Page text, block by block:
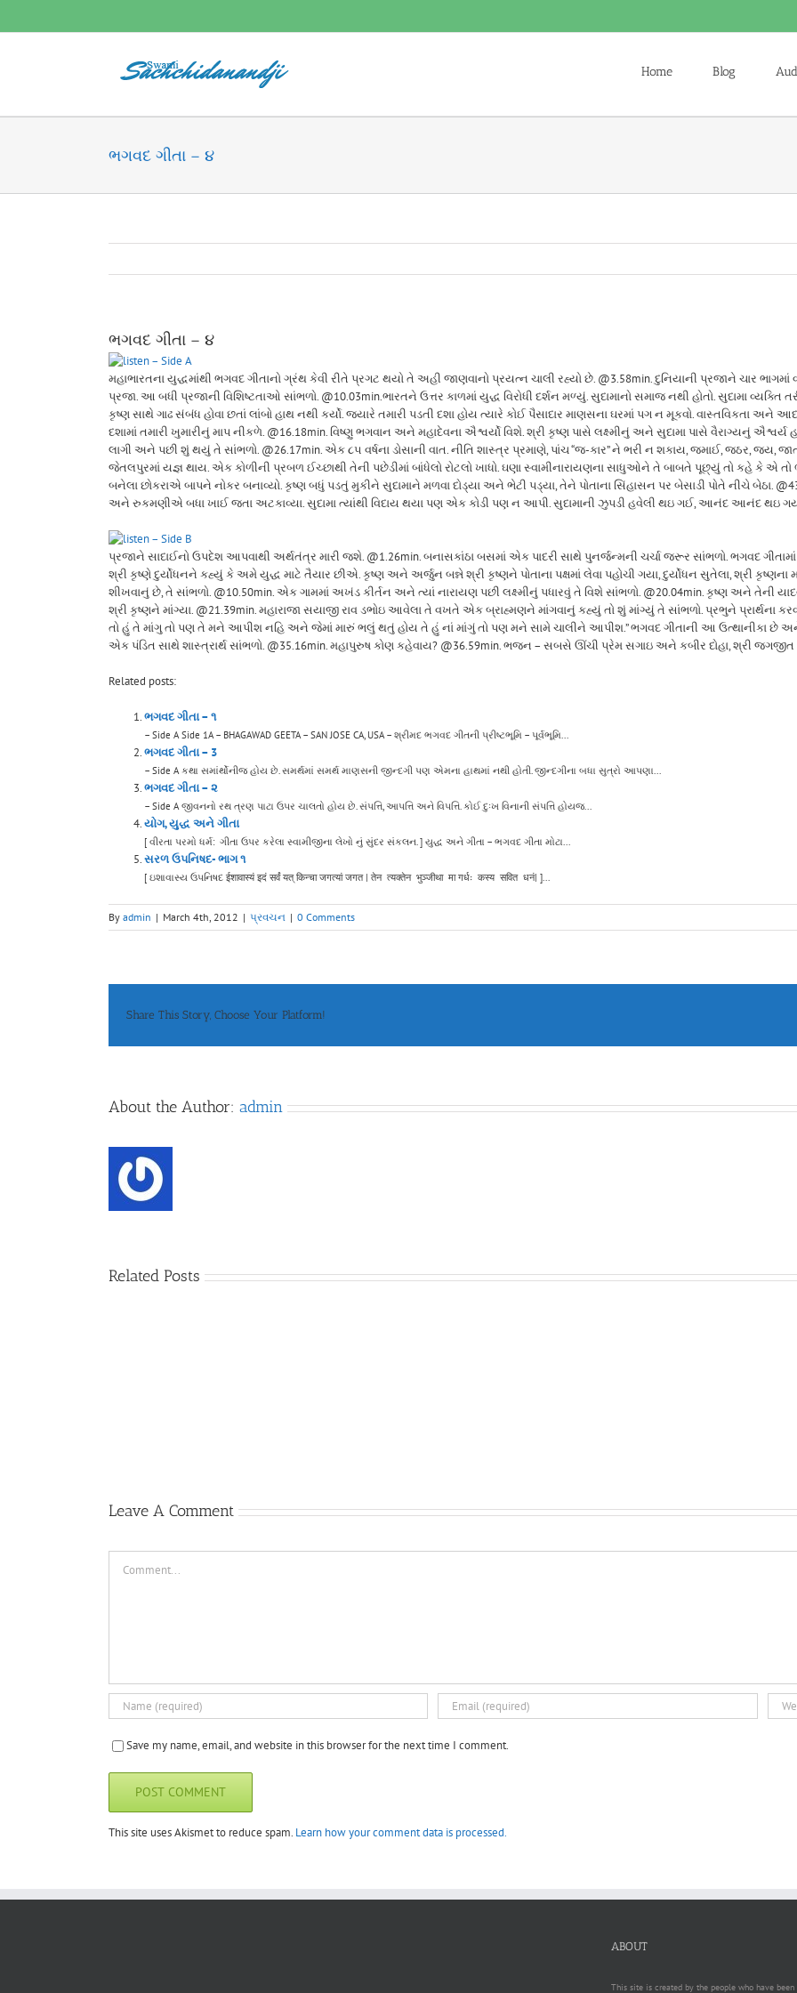
Home Blog
ભગવદ ગીતા – ૪
ભગવદ ગીતા – ૪
– Side A
મહાભારતના યુદ્ધમાંથી ભગવદ ગીતાનો ગ્રંથ કેવી રીતે પ્રગટ થયો તે અહી જાણવાનો પ્રયત્ન ચાલી રહ્યો છે. @3.58min. દુનિયાની પ્રજાને ચાર
પ્રજા. આ બધી પ્રજાની વિશિષ્ટતાઓ સાંભળો. @10.03min.ભારતને ઉત્તર કાળમાં યુદ્ધ વિરોધી દર્શન મળ્યું. સુદામાનો સમાજ નથી હોતો. સુદામા વ્યક્તિ
કૃષ્ણ સાથે ગાઢ સંબંધ હોવા છતાં લાંબો હાથ નથી કર્યો. જ્યારે તમારી પડતી દશા હોય ત્યારે કોઈ પૈસાદાર માણસના ઘરમાં પગ ન મૂકવો. વાસ્તવિકતા અને
દશામાં તમારી ખુમારીનું માપ નીકળે. @16.18min. વિષ્ણુ ભગવાન અને મહાદેવના ઐશ્વર્યો વિશે. શ્રી કૃષ્ણ પાસે લક્ષ્મીનું અને સુદામા પાસે વૈરાગ્યનું
લાગી અને પછી શું થયું તે સાંભળો. @26.17min. એક ૮૫ વર્ષના ડોસાની વાત. નીતિ શાસ્ત્ર પ્રમાણે, પાંચ “જ-કાર” ને ભરી ન શકાય, જમાઈ, જઠર,
જેતલપુરમાં યજ્ઞ થાય. એક કોળીની પ્રબળ ઈચ્છાથી તેની પછેડીમાં બાંધેલો રોટલો ખાધો. ઘણા સ્વામીનારાયણના સાધુઓને તે બાબતે પૂછ્યું તો કહે કે એ
બનેલા છોકરાએ બાપને નોકર બનાવ્યો. કૃષ્ણ બધું પડતું મુકીને સુદામાને મળવા દોડ્યા અને ભેટી પડ્યા, તેને પોતાના સિંહાસન પર બેસાડી પોતે નીચે બેઠા.
અને રુકમણીએ બધા ખાઈ જતા અટકાવ્યા. સુદામા ત્યાંથી વિદાય થયા પણ એક કોડી પણ ન આપી. સુદામાની ઝુપડી હવેલી થઇ ગઈ, આનંદ આનંદ થઇ
– Side B
પ્રજાને સાદાઈનો ઉપદેશ આપવાથી અર્થતંત્ર મારી જશે. @1.26min. બનાસકાંઠા બસમાં એક પાદરી સાથે પુનર્જન્મની ચર્ચા જરૂર સાંભળો. ભગવદ
શ્રી કૃષ્ણે દુર્યોધનને કહ્યું કે અમે યુદ્ધ માટે તૈયાર છીએ. કૃષ્ણ અને અર્જુન બન્ને શ્રી કૃષ્ણને પોતાના પક્ષમાં લેવા પહોચી ગયા, દુર્યોધન સુતેલા, શ્રી
શીખવાનું છે, તે સાંભળો. @10.50min. એક ગામમાં અખંડ કીર્તન અને ત્યાં નારાયણ પછી લક્ષ્મીનું પધારવું તે વિશે સાંભળો. @20.04min. કૃષ્ણ અને તેની
શ્રી કૃષ્ણને માંગ્યા. @21.39min. મહારાજા સયાજી રાવ ડભોઇ આવેલા તે વખતે એક બ્રાહ્મણને માંગવાનું કહ્યું તો શું માંગ્યું તે સાંભળો. પ્રભુને
તો હું તે માંગુ તો પણ તે મને આપીશ નહિ અને જેમાં મારું ભલું થતું હોય તે હું નાં માંગું તો પણ મને સામે ચાલીને આપીશ.” ભગવદ ગીતાની આ ઉત્થાનીકા છે અને
એક પંડિત સાથે શાસ્ત્રાર્થ સાંભળો. @35.16min. મહાપુરુષ કોણ કહેવાય? @36.59min. ભજન – સબસે ઊંચી પ્રેમ સગાઇ અને કબીર દોહા, શ્રી
Related posts:
ભગવદ ગીતા – ૧
– Side A Side 1A – BHAGAWAD GEETA – SAN JOSE CA, USA – શ્રીમદ ભગવદ ગીતની પ્રીષ્ટભૂમિ – પૂર્વભૂમિ...
ભગવદ ગીતા – 3
– Side A કથા સમાંર્થોનીજ હોય છે. સમર્થમાં સમર્થ માણસની જીન્દગી પણ એમના હાથમાં નથી હોતી. જીન્દગીના બધા સુત્રો આપણા...
ભગવદ ગીતા – ૨
– Side A જીવનનો રથ ત્રણ પાટા ઉપર ચાલતો હોય છે. સંપત્તિ, આપત્તિ અને વિપત્તિ. કોઈ દુઃખ વિનાની સંપત્તિ હોયજ...
યોગ, યુદ્ધ અને ગીતા
[ વીરતા પરમો ધર્મ: ગીતા ઉપર કરેલા સ્વામીજીના લેખો નું સુંદર સંકલન. ] યુદ્ધ અને ગીતા – ભગવદ ગીતા મોટા...
સરળ ઉપનિષદ- ભાગ ૧
[ ઇશાવાસ્ય ઉપનિષદ ईशावास्यं इदं सर्वं यत् किन्चा जगत्यां जगत | तेन त्यक्तेन भुञ्जीथा मा गर्धः कस्य सवित धनं| ]...
By admin | March 4th, 2012 | પ્રવચન | 0 Comments
Share This Story, Choose Your Platform!
About the Author: admin
Related Posts
Leave A Comment
Save my name, email, and website in this browser for the next time I comment.
This site uses Akismet to reduce spam. Learn how your comment data is processed.
ABOUT
This site is created by the people who have been